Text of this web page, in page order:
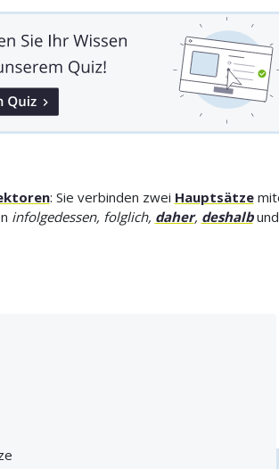
: Sie verbinden zwei Hauptsätze
infolgedessen, folglich, daher, deshalb